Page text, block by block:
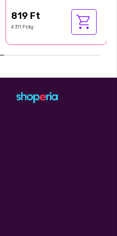
819 Ft
4 311 Ft/kg